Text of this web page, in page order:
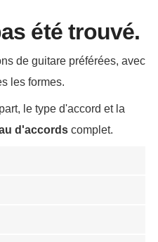
été trouvé.
de guitare préférées, avec
les formes.
le type d'accord et la
d'accordscomplet.